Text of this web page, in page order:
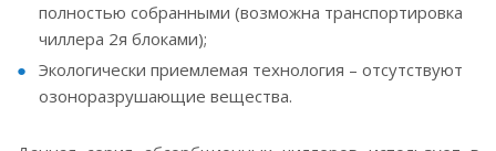
полностью собранными (возможна транспортировка
чиллера 2я блоками);
Экологически приемлемая технология – отсутствуют
озоноразрушающие вещества.